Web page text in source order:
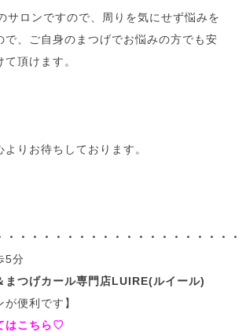
サロンですので、周りを気にせず悩みを
で、ご自身のまつげでお悩みの方でも安
頂けます。
りお待ちしております。
・・・・・・・・・・・・・・・・・・・・
5分
まつげカール専門店LUIRE(ルイール)
が便利です】
はこちら♡